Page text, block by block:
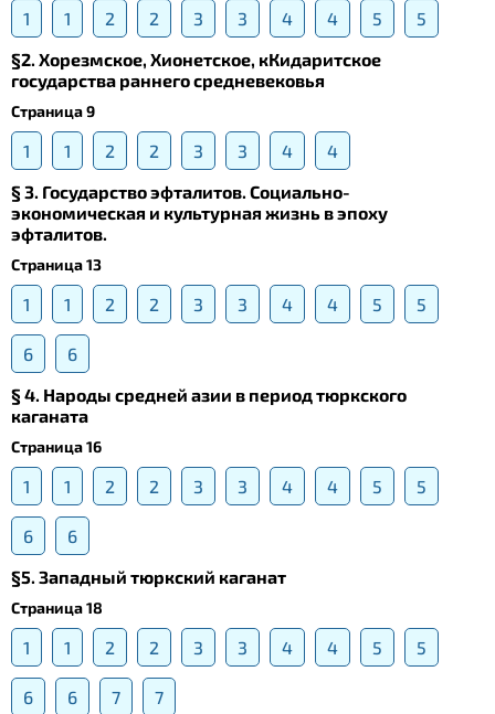
1 1 2 2 3 3 4 4 5
5
§2. Хорезмское, Хионетское, кКидаритское
государства раннего средневековья
Страница 9
1 1 2 2 3 3 4
4
§ 3. Государство эфталитов. Социально-
экономическая и культурная жизнь в эпоху
эфталитов.
Страница 13
1 1 2 2 3 3 4 4 5 5
6
6
§ 4. Народы средней азии в период тюркского
каганата
Страница 16
1 1 2 2 3 3 4 4 5 5
6
6
§5. Западный тюркский каганат
Страница 18
1 1 2 2 3 3 4 4 5 5
6 6 7
7